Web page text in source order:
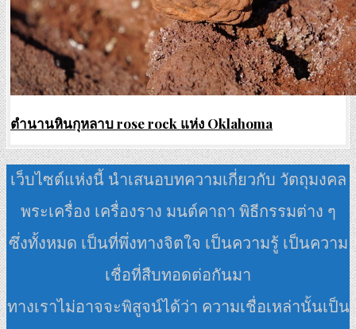
ตำนานหินกุหลาบ rose rock แห่ง Oklahoma
เว็บไซต์แห่งนี้ นำเสนอบทความเกี่ยวกับ วัตถุมงคล
พระเครื่อง เครื่องราง มนต์คาถา พิธีกรรมต่าง ๆ
ซึ่งทั้งหมด เป็นที่พึ่งทางจิตใจ เป็นความรู้ เป็นความ
เชื่อที่สืบทอดต่อกันมา
ทางเราไม่อาจจะพิสูจน์ได้ว่า ความเชื่อเหล่านั้นเป็น